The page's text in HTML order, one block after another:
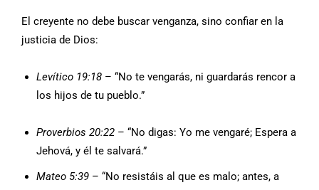
El creyente no debe buscar venganza, sino confiar en la
justicia de Dios:
Levítico 19:18 – “No te vengarás, ni guardarás rencor a
los hijos de tu pueblo.”
Proverbios 20:22 – “No digas: Yo me vengaré; Espera a
Jehová, y él te salvará.”
Mateo 5:39 – “No resistáis al que es malo; antes, a